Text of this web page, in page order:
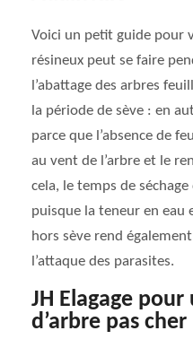
Voici un petit guide pour
résineux peut se faire
l’abattage des arbres
la période de sève : en
parce que l’absence de
au vent de l’arbre et le
cela, le temps de
puisque la teneur en eau
hors sève rend
l’attaque des parasites.
JH Elagage
d’arbre pas cher